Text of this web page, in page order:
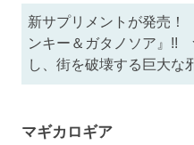
新サプリメントが発売
ンキー＆ガタノソア』!!
し、街を破壊する巨大な
マギカロギア